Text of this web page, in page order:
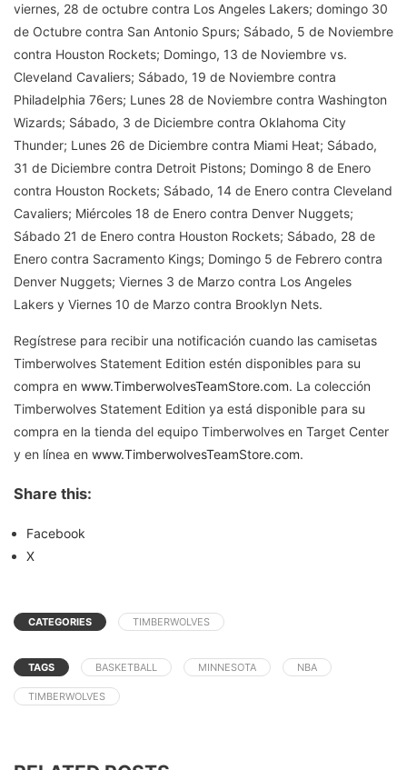
viernes, 28 de octubre contra Los Angeles Lakers; domingo 30
de Octubre contra San Antonio Spurs; Sábado, 5 de Noviembre
contra Houston Rockets; Domingo, 13 de Noviembre vs.
Cleveland Cavaliers; Sábado, 19 de Noviembre contra
Philadelphia 76ers; Lunes 28 de Noviembre contra Washington
Wizards; Sábado, 3 de Diciembre contra Oklahoma City
Thunder; Lunes 26 de Diciembre contra Miami Heat; Sábado,
31 de Diciembre contra Detroit Pistons; Domingo 8 de Enero
contra Houston Rockets; Sábado, 14 de Enero contra Cleveland
Cavaliers; Miércoles 18 de Enero contra Denver Nuggets;
Sábado 21 de Enero contra Houston Rockets; Sábado, 28 de
Enero contra Sacramento Kings; Domingo 5 de Febrero contra
Denver Nuggets; Viernes 3 de Marzo contra Los Angeles
Lakers y Viernes 10 de Marzo contra Brooklyn Nets.
Regístrese para recibir una notificación cuando las camisetas
Timberwolves Statement Edition estén disponibles para su
compra en www.TimberwolvesTeamStore.com. La colección
Timberwolves Statement Edition ya está disponible para su
compra en la tienda del equipo Timberwolves en Target Center
y en línea en www.TimberwolvesTeamStore.com.
Share this:
Facebook
X
CATEGORIES TIMBERWOLVES
TAGS BASKETBALL MINNESOTA NBA
TIMBERWOLVES